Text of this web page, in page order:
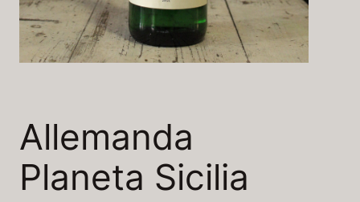
Allemanda
Planeta Sicilia